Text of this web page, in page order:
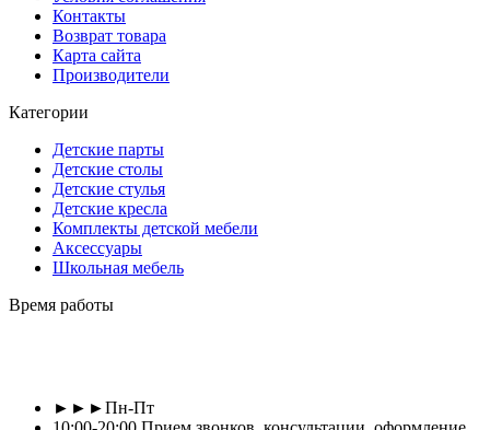
Контакты
Возврат товара
Карта сайта
Производители
Категории
Детские парты
Детские столы
Детские стулья
Детские кресла
Комплекты детской мебели
Аксессуары
Школьная мебель
Время работы
►►►Пн-Пт